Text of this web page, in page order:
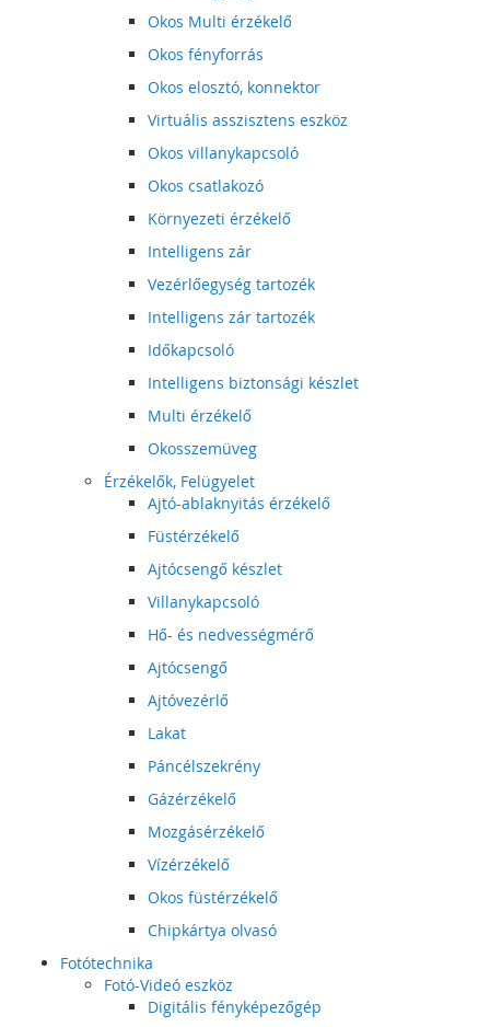
Okos Multi érzékelő
Okos fényforrás
Okos elosztó, konnektor
Virtuális asszisztens eszköz
Okos villanykapcsoló
Okos csatlakozó
Környezeti érzékelő
Intelligens zár
Vezérlőegység tartozék
Intelligens zár tartozék
Időkapcsoló
Intelligens biztonsági készlet
Multi érzékelő
Okosszemüveg
Érzékelők, Felügyelet
Ajtó-ablaknyitás érzékelő
Füstérzékelő
Ajtócsengő készlet
Villanykapcsoló
Hő- és nedvességmérő
Ajtócsengő
Ajtóvezérlő
Lakat
Páncélszekrény
Gázérzékelő
Mozgásérzékelő
Vízérzékelő
Okos füstérzékelő
Chipkártya olvasó
Fotótechnika
Fotó-Videó eszköz
Digitális fényképezőgép